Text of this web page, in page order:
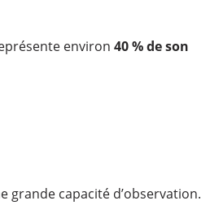
environ 40 % de son
grande capacité d’observation.